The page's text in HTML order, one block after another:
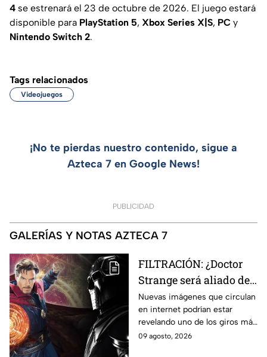
4 se estrenará el 23 de octubre de 2026. El juego estará
disponible para PlayStation 5, Xbox Series X|S, PC y
Nintendo Switch 2.
Tags relacionados
Videojuegos
¡No te pierdas nuestro contenido, sigue a
Azteca 7 en Google News!
PUBLICIDAD
GALERÍAS Y NOTAS AZTECA 7
FILTRACIÓN: ¿Doctor
Strange será aliado de
Doctor Doom en
Avengers: Doomsday?
Esto revelan las nuevas
imágenes filtradas
Nuevas imágenes que circulan
en internet podrían estar
revelando uno de los giros más
inesperados de Doctor Strange
09 agosto, 2026